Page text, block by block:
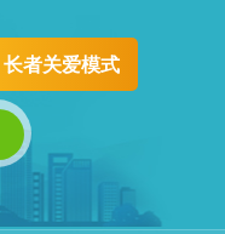
长者关爱模式